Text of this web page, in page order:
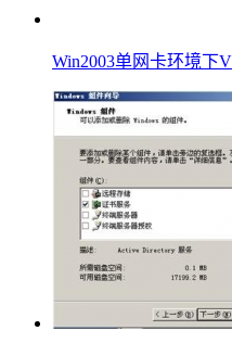
Win2003单网卡环境下